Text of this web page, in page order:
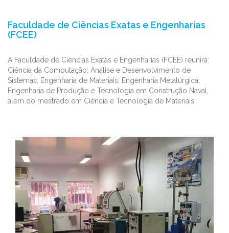
Faculdade de Ciências Exatas e Engenharias
(FCEE)
A Faculdade de Ciências Exatas e Engenharias (FCEE) reunirá:
Ciência da Computação; Análise e Desenvolvimento de
Sistemas; Engenharia de Materiais; Engenharia Metalúrgica;
Engenharia de Produção e Tecnologia em Construção Naval,
além do mestrado em Ciência e Tecnologia de Materiais.